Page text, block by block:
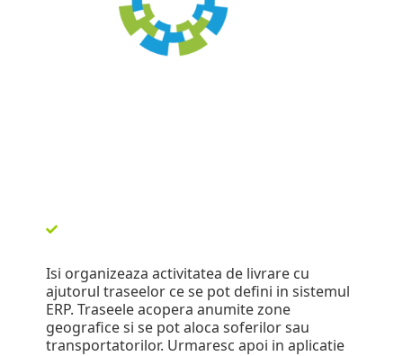
Isi organizeaza activitatea de livrare cu
ajutorul traseelor ce se pot defini in sistemul
ERP. Traseele acopera anumite zone
geografice si se pot aloca soferilor sau
transportatorilor. Urmaresc apoi in aplicatie